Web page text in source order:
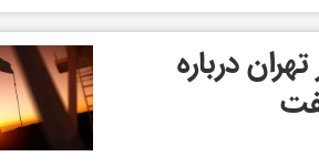
درباره